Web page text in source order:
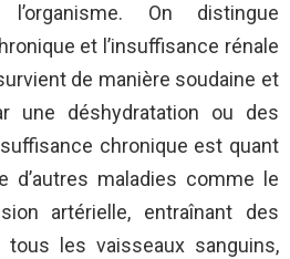
On distingue
et l’insuffisance rénale
de manière soudaine et
une déshydratation ou des
chronique est quant
d’autres maladies comme le
artérielle, entraînant des
tous les vaisseaux sanguins,